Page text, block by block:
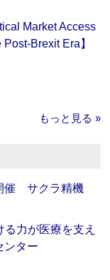
Market Access
Brexit Era】
もっと見る »
催 サクラ精機
力が医療を支え
ター